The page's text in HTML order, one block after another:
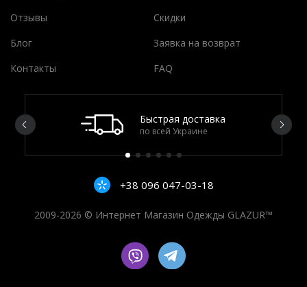
Отзывы
Скидки
Блог
Заявка на возврат
Контакты
FAQ
Быстрая доставка
по всей Украине
+38 096 047-03-18
2009-2026 © Интернет Магазин Одежды GLAZUR™